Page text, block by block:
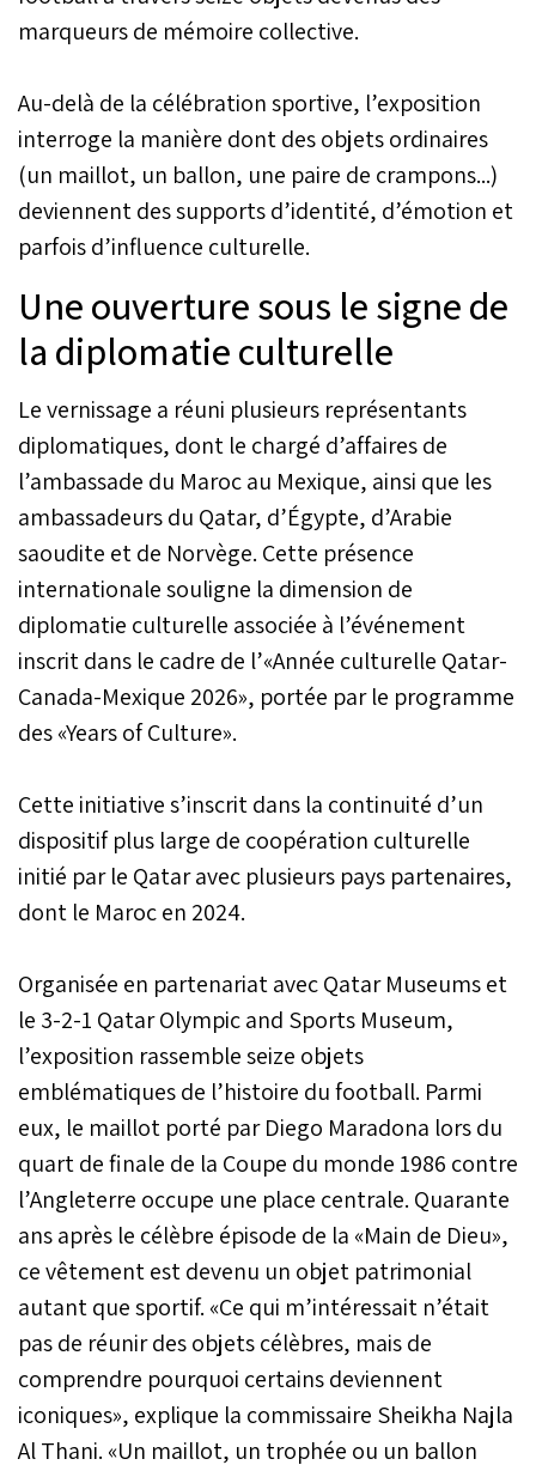
marqueurs de mémoire collective.
Au-delà de la célébration sportive, l’exposition
interroge la manière dont des objets ordinaires
(un maillot, un ballon, une paire de crampons...)
deviennent des supports d’identité, d’émotion et
parfois d’influence culturelle.
Une ouverture sous le signe de
la diplomatie culturelle
Le vernissage a réuni plusieurs représentants
diplomatiques, dont le chargé d’affaires de
l’ambassade du Maroc au Mexique, ainsi que les
ambassadeurs du Qatar, d’Égypte, d’Arabie
saoudite et de Norvège. Cette présence
internationale souligne la dimension de
diplomatie culturelle associée à l’événement
inscrit dans le cadre de l’«Année culturelle Qatar-
Canada-Mexique 2026», portée par le programme
des «Years of Culture».
Cette initiative s’inscrit dans la continuité d’un
dispositif plus large de coopération culturelle
initié par le Qatar avec plusieurs pays partenaires,
dont le Maroc en 2024.
Organisée en partenariat avec Qatar Museums et
le 3-2-1 Qatar Olympic and Sports Museum,
l’exposition rassemble seize objets
emblématiques de l’histoire du football. Parmi
eux, le maillot porté par Diego Maradona lors du
quart de finale de la Coupe du monde 1986 contre
l’Angleterre occupe une place centrale. Quarante
ans après le célèbre épisode de la «Main de Dieu»,
ce vêtement est devenu un objet patrimonial
autant que sportif. «Ce qui m’intéressait n’était
pas de réunir des objets célèbres, mais de
comprendre pourquoi certains deviennent
iconiques», explique la commissaire Sheikha Najla
Al Thani. «Un maillot, un trophée ou un ballon